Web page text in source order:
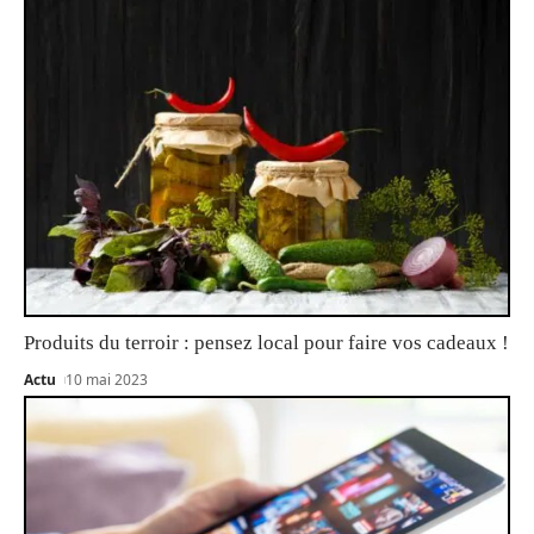
Produits du terroir : pensez local pour faire vos cadeaux !
Actu 10 mai 2023